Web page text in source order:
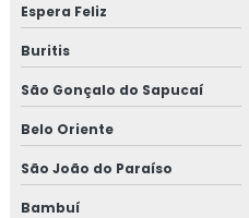
Treinamento em controle de
Treinamento em controle de
Treinamento para
Treinamento em cultura da
qualidade
Espera Feliz
Buritis
São Gonçalo do Sapucaí
Belo Oriente
São João do Paraíso
Bambuí